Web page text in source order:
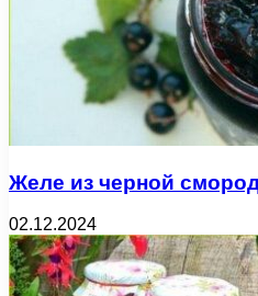
Желе из черной
02.12.2024